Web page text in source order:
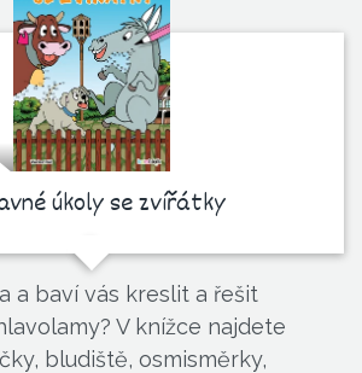
úkoly se zvířátky
a baví vás kreslit a řešit
V knížce najdete
bludiště, osmisměrky,